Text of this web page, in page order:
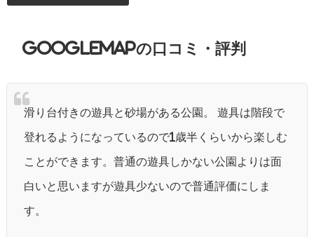
GoogleMAPの口コミ・評判
滑り台付きの遊具と砂場がある公園。 遊具は階段で
登れるようになっているので1歳半くらいから楽しむ
ことができます。普通の遊具しかない公園よりは面
白いと思いますが遊具少ないので普通評価にしま
す。